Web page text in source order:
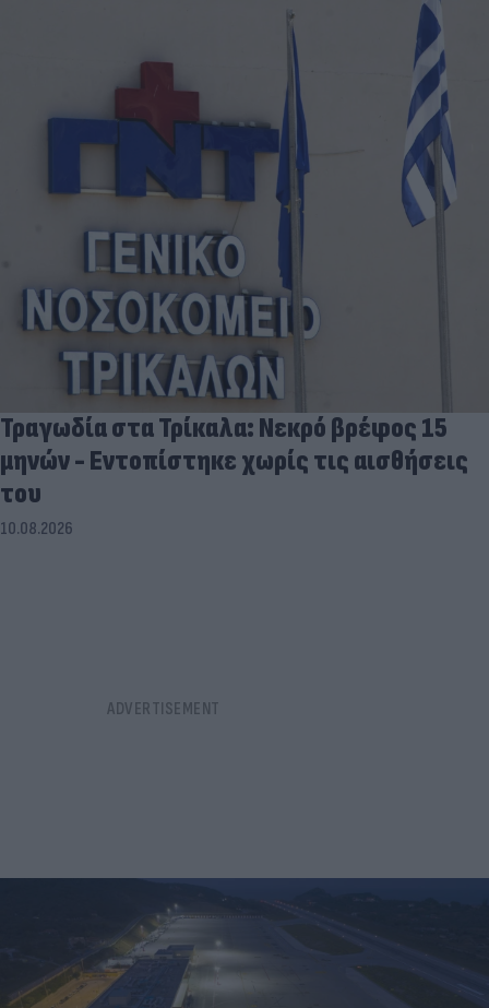
Τραγωδία στα Τρίκαλα: Νεκρό βρέφος 15
μηνών - Εντοπίστηκε χωρίς τις αισθήσεις
του
10.08.2026